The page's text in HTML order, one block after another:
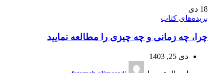
18 دی
بریده‌های کتاب
چرا، چه زمانی و چه چیزی را مطالعه نمایید
دی 25, 1403